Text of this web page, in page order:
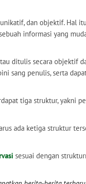
dan objektif. Hal
informasi yang
ditulis secara objektif
sang penulis, serta
tiga struktur, yakni
ada ketiga struktur
sesuai dengan